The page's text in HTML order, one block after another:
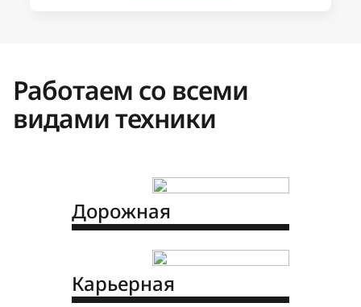
Работаем со всеми
видами техники
Дорожная
Карьерная